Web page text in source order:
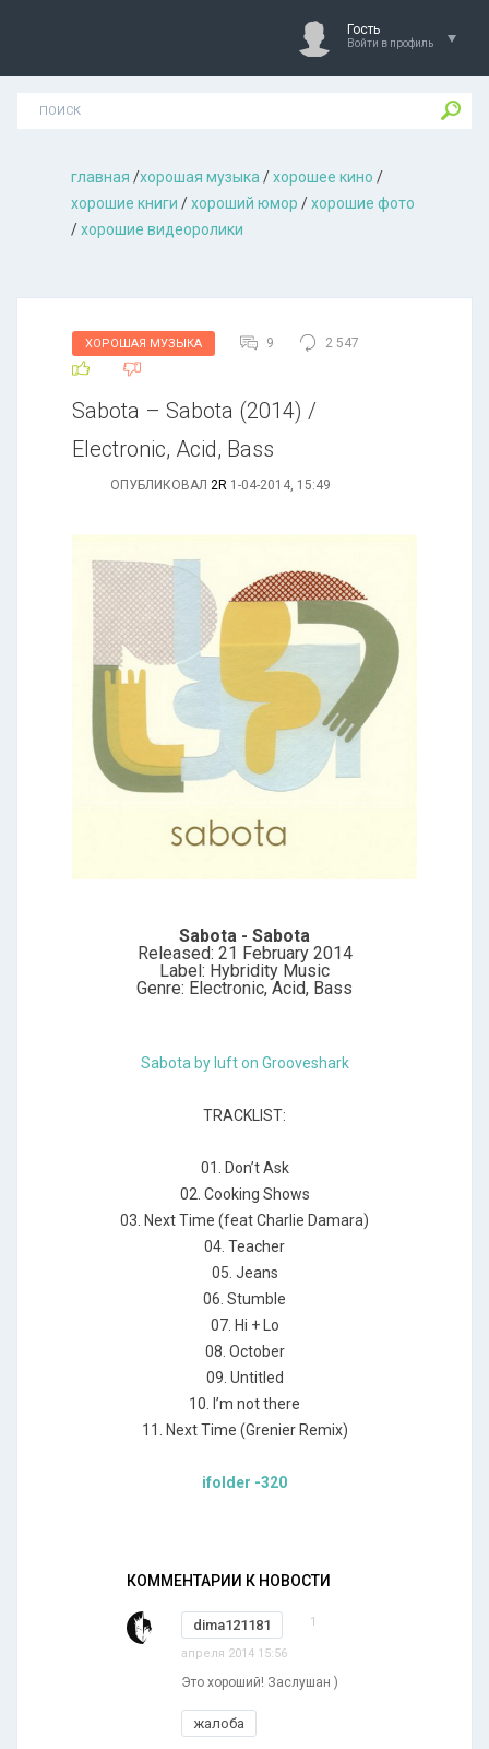
Гость
Войти в профиль
главная /хорошая музыкa /хорошее кино /
хорошие книги /хороший юмор /хорошие фото
/хорошие видеоролики
ХОРОШАЯ МУЗЫКА 9 2 547
Sabota – Sabota (2014) /
Electronic, Acid, Bass
ОПУБЛИКОВАЛ 2R 1-04-2014, 15:49
Sabota - Sabota
Released: 21 February 2014
Label: Hybridity Music
Genre: Electronic, Acid, Bass
Sabota by luft on Grooveshark
TRACKLIST:
01. Don’t Ask
02. Cooking Shows
03. Next Time (feat Charlie Damara)
04. Teacher
05. Jeans
06. Stumble
07. Hi + Lo
08. October
09. Untitled
10. I’m not there
11. Next Time (Grenier Remix)
ifolder -320
КОММЕНТАРИИ К НОВОСТИ
dima121181 1
апреля 2014 15:56
Это хороший! Заслушан )
жалоба